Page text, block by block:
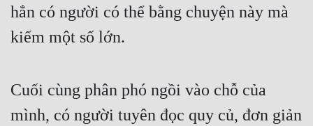
Hài Hước
hẳn có người có thể bằng chuyện này mà
kiếm một số lớn.
Cuối cùng phân phó ngồi vào chỗ của
mình, có người tuyên đọc quy củ, đơn giản